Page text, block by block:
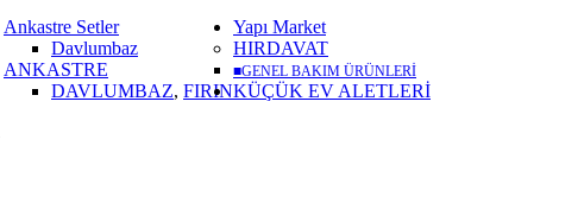
Ankastre Setler
Davlumbaz
ANKASTRE
DAVLUMBAZ, FIRIN
Yapı Market
HIRDAVAT
■GENEL BAKIM ÜRÜNLERİ
KÜÇÜK EV ALETLERİ